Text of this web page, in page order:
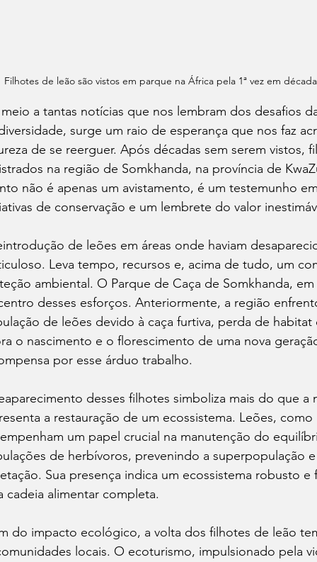
Filhotes de leão são vistos em parque na África pela 1ª vez em
a tantas notícias que nos lembram dos desafios
surge um raio de esperança que nos faz
de se reerguer. Após décadas sem serem vistos,
na região de Somkhanda, na província de
não é apenas um avistamento, é um testemunho
de conservação e um lembrete do valor
de leões em áreas onde haviam
Leva tempo, recursos e, acima de tudo, um
ambiental. O Parque de Caça de Somkhanda,
desses esforços. Anteriormente, a região
de leões devido à caça furtiva, perda de
o nascimento e o florescimento de uma nova
por esse árduo trabalho.
desses filhotes simboliza mais do que
a restauração de um ecossistema. Leões,
um papel crucial na manutenção do
de herbívoros, prevenindo a superpopulação
Sua presença indica um ecossistema robusto
cadeia alimentar completa.
do impacto ecológico, a volta dos filhotes de leão
locais. O ecoturismo, impulsionado pela